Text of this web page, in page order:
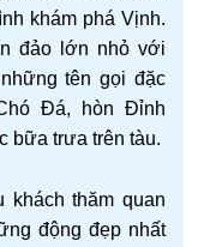
khám phá Vịnh.
đảo lớn nhỏ với
tên gọi đặc
Đá, hòn Đỉnh
bữa trưa trên tàu.
khách thăm quan
động đẹp nhất